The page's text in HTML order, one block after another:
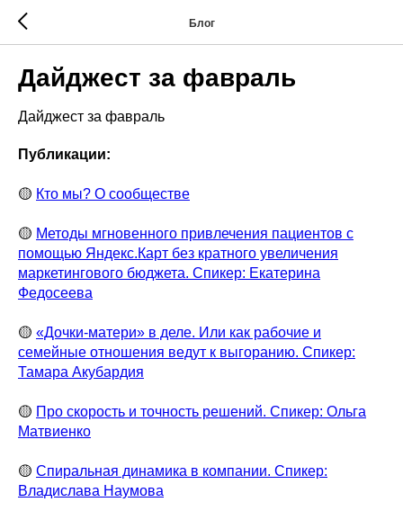
Блог
Дайджест за фавраль
Дайджест за фавраль
Публикации:
🟡 Кто мы? О сообществе
🟡 Методы мгновенного привлечения пациентов с
помощью Яндекс.Карт без кратного увеличения
маркетингового бюджета. Спикер: Екатерина
Федосеева
🟡 «Дочки-матери» в деле. Или как рабочие и
семейные отношения ведут к выгоранию. Спикер:
Тамара Акубардия
🟡 Про скорость и точность решений. Спикер: Ольга
Матвиенко
🟡 Спиральная динамика в компании. Спикер:
Владислава Наумова